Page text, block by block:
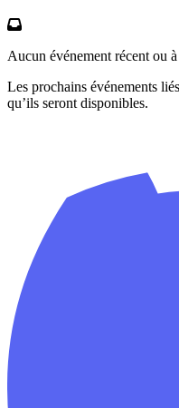
Aucun événement récent ou
Les prochains événements
qu’ils seront disponibles.